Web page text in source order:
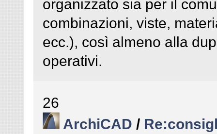
organizzato sia per il
combinazioni, viste,
ecc.), così almeno alla
operativi.
26
ArchiCAD /